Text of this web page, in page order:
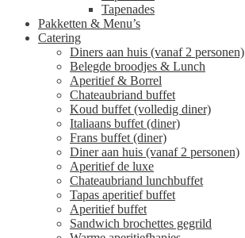
Tapenades
Pakketten & Menu’s
Catering
Diners aan huis (vanaf 2 personen)
Belegde broodjes & Lunch
Aperitief & Borrel
Chateaubriand buffet
Koud buffet (volledig diner)
Italiaans buffet (diner)
Frans buffet (diner)
Diner aan huis (vanaf 2 personen)
Aperitief de luxe
Chateaubriand lunchbuffet
Tapas aperitief buffet
Aperitief buffet
Sandwich brochettes gegrild